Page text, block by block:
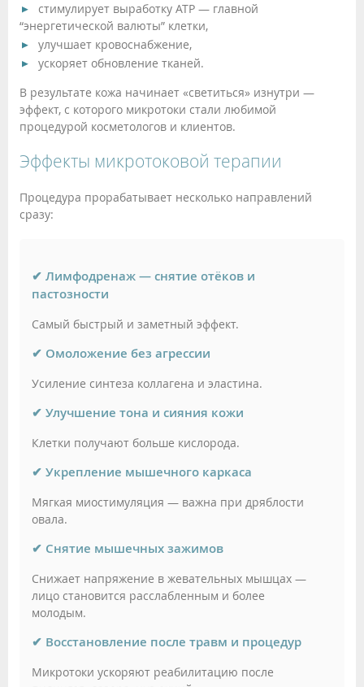
стимулирует выработку ATP — главной
“энергетической валюты” клетки,
улучшает кровоснабжение,
ускоряет обновление тканей.
В результате кожа начинает «светиться» изнутри —
эффект, с которого микротоки стали любимой
процедурой косметологов и клиентов.
Эффекты микротоковой терапии
Процедура прорабатывает несколько направлений
сразу:
✔ Лимфодренаж — снятие отёков и
пастозности
Самый быстрый и заметный эффект.
✔ Омоложение без агрессии
Усиление синтеза коллагена и эластина.
✔ Улучшение тона и сияния кожи
Клетки получают больше кислорода.
✔ Укрепление мышечного каркаса
Мягкая миостимуляция — важна при дряблости
овала.
✔ Снятие мышечных зажимов
Снижает напряжение в жевательных мышцах —
лицо становится расслабленным и более
молодым.
✔ Восстановление после травм и процедур
Микротоки ускоряют реабилитацию после